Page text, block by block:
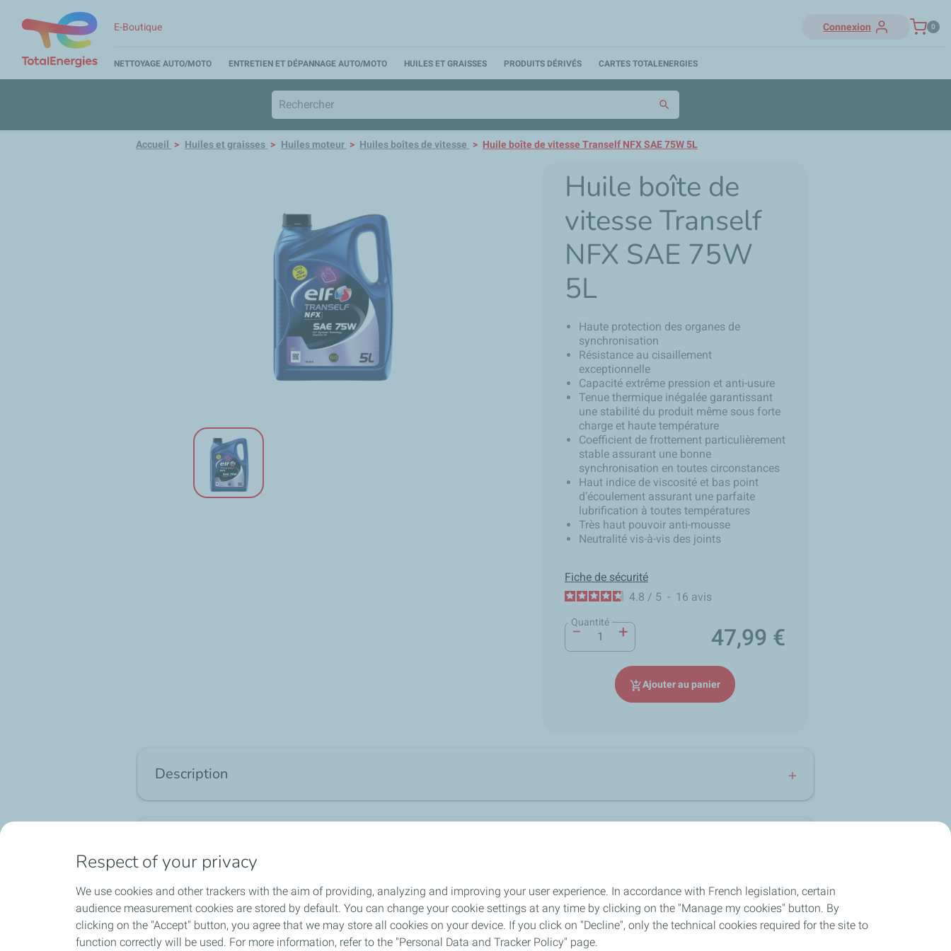
E-Boutique Connexion 0
NETTOYAGE AUTO/MOTO ENTRETIEN ET DÉPANNAGE AUTO/MOTO HUILES ET GRAISSES PRODUITS DÉRIVÉS CARTES TOTALENERGIES
search
Accueil Huiles et graisses Huiles moteur Huiles boîtes de vitesse Huile boîte de vitesse Tranself NFX SAE 75W 5L
Huile boîte de
vitesse Tranself
NFX SAE 75W
5L
Haute protection des organes de
synchronisation
Résistance au cisaillement
exceptionnelle
Capacité extrême pression et anti-usure
Tenue thermique inégalée garantissant
une stabilité du produit même sous forte
charge et haute température
Coefficient de frottement particulièrement
stable assurant une bonne
synchronisation en toutes circonstances
Haut indice de viscosité et bas point
d’écoulement assurant une parfaite
lubrification à toutes températures
Très haut pouvoir anti-mousse
Neutralité vis-à-vis des joints
Fiche de sécurité
4.8 / 5 - 16 avis
Quantité
− + Prix
47,99 €
add_shopping_cartAjouter au panier
Description
convient à tous les véhicules Renault, Nissan, Mitsubishi équipés de boîtes de vitesses manuelles.
Homologations : Renault-Nissan-Mitsubishi pour les boites Sx, Jxx, TLx, ND4, NDk1, Pxx et DBx"
4.8/5
local_shipping
Expédition sous 24h en France
Métropolitaine
group
Un équipe d'experts à votre
écoute
lock
Paiement sécurisé et
confidentiel
loop Retour produit sur 30 jours
Respect of your privacy
We use cookies and other trackers with the aim of providing, analyzing and improving your user experience. In accordance with French legislation, certain
audience measurement cookies are stored by default. You can change your cookie settings at any time by clicking on the "Manage my cookies" button. By
clicking on the "Accept" button, you agree that we may store all cookies on your device. If you click on "Decline", only the technical cookies required for the site to
function correctly will be used. For more information, refer to the "Personal Data and Tracker Policy" page.